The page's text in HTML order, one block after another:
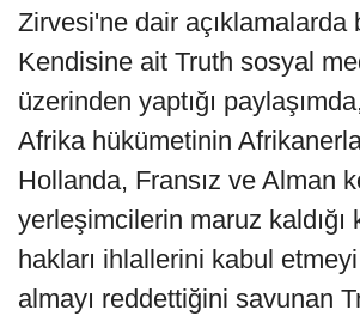
Zirvesi'ne dair açıklamalarda
Kendisine ait Truth sosyal
üzerinden yaptığı
Afrika hükümetinin
Hollanda, Fransız ve Alman
yerleşimcilerin maruz kaldığı
hakları ihlallerini kabul
almayı reddettiğini savunan